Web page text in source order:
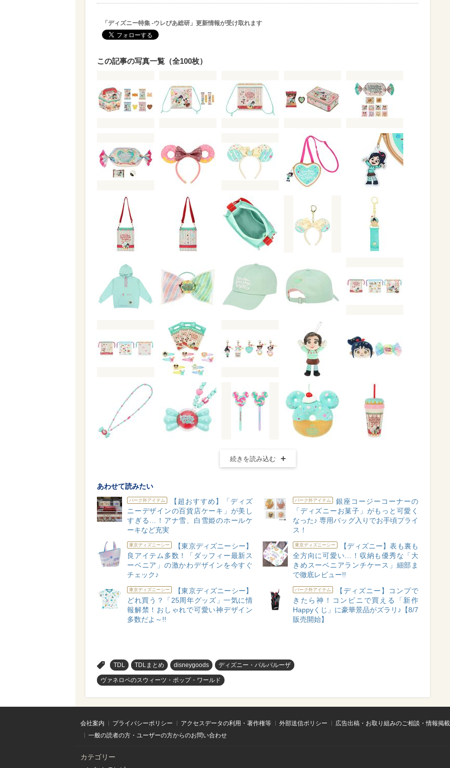
「ディズニー特集 -ウレぴあ総研」更新情報が受け取れます
この記事の写真一覧（全100枚）
続きを読み込む
あわせて読みたい
パーク外アイテム
【超おすすめ】「ディズ
ニーデザインの百貨店ケーキ」が美し
すぎる…！アナ雪、白雪姫のホールケ
ーキなど充実
パーク外アイテム
銀座コージーコーナーの
「ディズニーお菓子」がもっと可愛く
なった♪ 専用バッグ入りでお手頃プライ
ス！
東京ディズニーシー
【東京ディズニーシー】
良アイテム多数！「ダッフィー最新ス
ーベニア」の激かわデザインを今すぐ
チェック♪
東京ディズニーシー
【ディズニー】表も裏も
全方向に可愛い…！収納も優秀な「大
きめスーベニアランチケース」細部ま
で徹底レビュー!!
東京ディズニーシー
【東京ディズニーシー】
どれ買う？「25周年グッズ」一気に情
報解禁！おしゃれで可愛い神デザイン
多数だよ～!!
パーク外アイテム
【ディズニー】コンプで
きたら神！コンビニで買える「新作
Happyくじ」に豪華景品がズラリ♪【8/7
販売開始】
TDL TDLまとめ disneygoods ディズニー・パルパルーザ
ヴァネロペのスウィーツ・ポップ・ワールド
会社案内 プライバシーポリシー アクセスデータの利用・著作権等 外部送信ポリシー
広告出稿・お取り組みのご相談・情報掲
一般の読者の方・ユーザーの方からのお問い合わせ
カテゴリー